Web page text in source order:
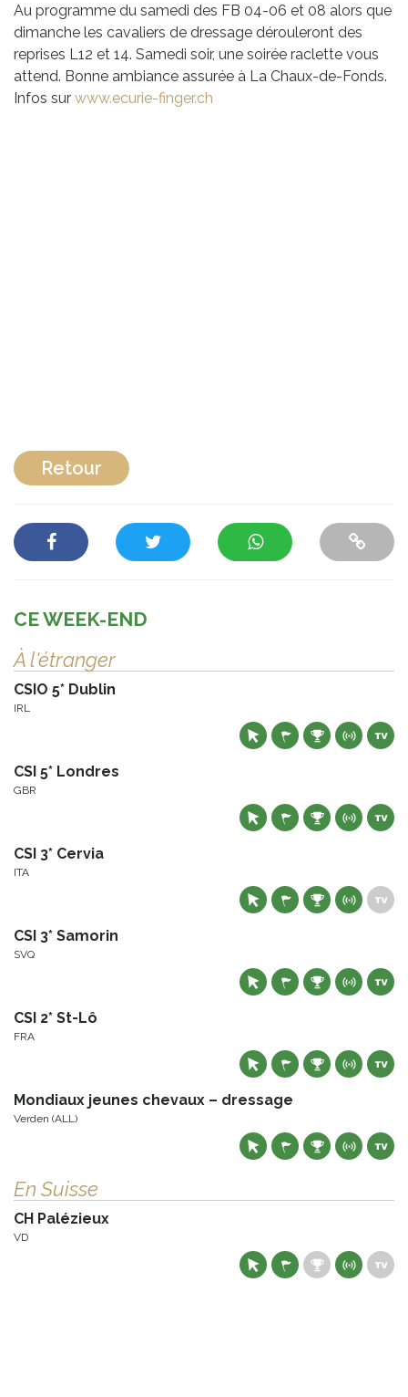
Au programme du samedi des FB 04-06 et 08 alors que
dimanche les cavaliers de dressage dérouleront des
reprises L12 et 14. Samedi soir, une soirée raclette vous
attend. Bonne ambiance assurée à La Chaux-de-Fonds.
Infos sur www.ecurie-finger.ch
Retour
CE WEEK-END
À l'étranger
CSIO 5* Dublin
IRL
CSI 5* Londres
GBR
CSI 3* Cervia
ITA
CSI 3* Samorin
SVQ
CSI 2* St-Lô
FRA
Mondiaux jeunes chevaux – dressage
Verden (ALL)
En Suisse
CH Palézieux
VD